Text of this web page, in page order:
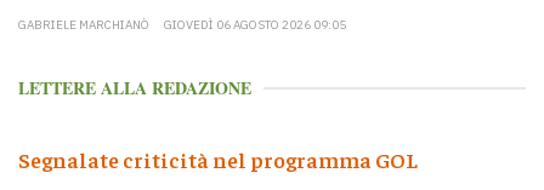
GABRIELE MARCHIANÒ GIOVEDÌ 06 AGOSTO 2026 09:05
LETTERE ALLA REDAZIONE
Segnalate criticità nel programma GOL